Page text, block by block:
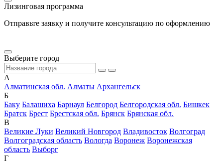
Лизинговая программа
Отправьте заявку и получите консультацию по оформлению
Выберите город
А
Алматинская обл. Алматы Архангельск
Б
Баку Балашиха Барнаул Белгород Белгородская обл. Бишкек
Братск Брест Брестская обл. Брянск Брянская обл.
В
Великие Луки Великий Новгород Владивосток Волгоград
Волгоградская область Вологда Воронеж Воронежская
область Выборг
Г